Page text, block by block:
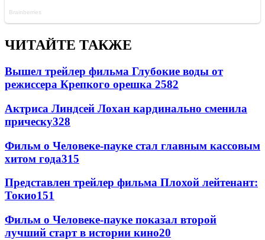
ЧИТАЙТЕ ТАКЖЕ
Вышел трейлер фильма Глубокие воды от
режиссера Крепкого орешка 2582
Актриса Линдсей Лохан кардинально сменила
прическу328
Фильм о Человеке-пауке стал главным кассовым
хитом года315
Представлен трейлер фильма Плохой лейтенант:
Токио151
Фильм о Человеке-пауке показал второй
лучший старт в истории кино20